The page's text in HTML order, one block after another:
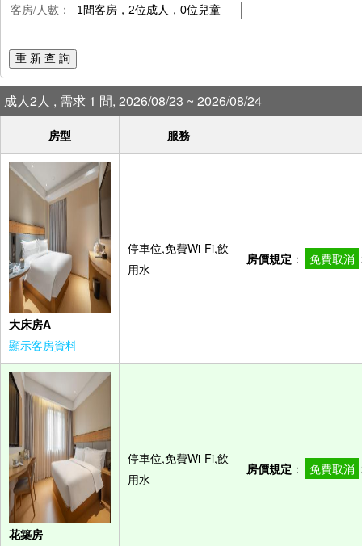
客房/人數：
重 新 查 詢
成人2人 , 需求 1 間, 2026/08/23 ~ 2026/08/24
房型 服務
大床房A
顯示客房資料
停車位,免費Wi-Fi,飲
用水
房價規定 ： 免費取消
花築房
停車位,免費Wi-Fi,飲
用水
房價規定 ： 免費取消